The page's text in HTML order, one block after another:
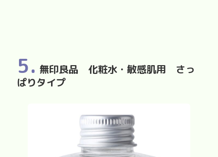
5. 無印良品 化粧水・敏感肌用 さっ
ぱりタイプ